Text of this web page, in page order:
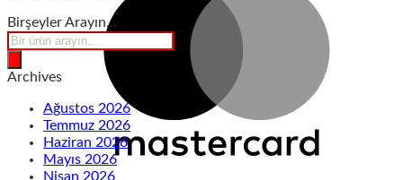
Birşeyler Arayın…
Products
search
Archives
Ağustos 2026
Temmuz 2026
Haziran 2026
Mayıs 2026
Nisan 2026